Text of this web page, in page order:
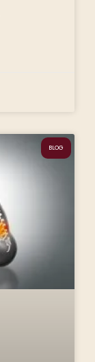
BLOG